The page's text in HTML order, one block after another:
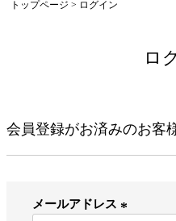
トップページ ログイン
ロ
会員登録がお済みのお客
メールアドレス